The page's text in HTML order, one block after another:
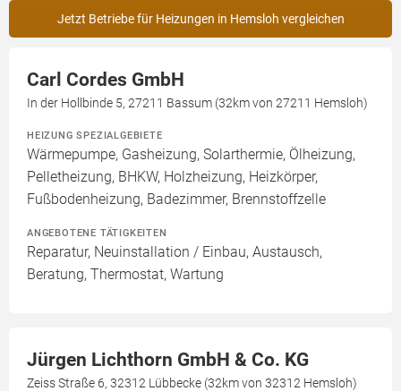
Jetzt Betriebe für Heizungen in Hemsloh vergleichen
Carl Cordes GmbH
In der Hollbinde 5, 27211 Bassum (32km von 27211 Hemsloh)
HEIZUNG SPEZIALGEBIETE
Wärmepumpe, Gasheizung, Solarthermie, Ölheizung,
Pelletheizung, BHKW, Holzheizung, Heizkörper,
Fußbodenheizung, Badezimmer, Brennstoffzelle
ANGEBOTENE TÄTIGKEITEN
Reparatur, Neuinstallation / Einbau, Austausch,
Beratung, Thermostat, Wartung
Jürgen Lichthorn GmbH & Co. KG
Zeiss Straße 6, 32312 Lübbecke (32km von 32312 Hemsloh)